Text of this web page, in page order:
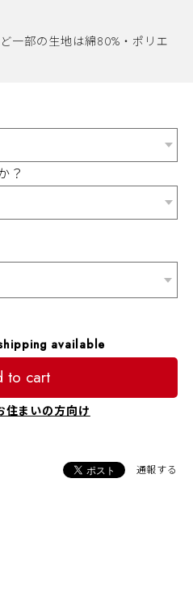
部の生地は綿80%・ポリエ
？
available
to cart
住まいの方向け
通報する